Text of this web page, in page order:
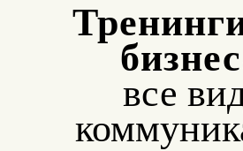
все